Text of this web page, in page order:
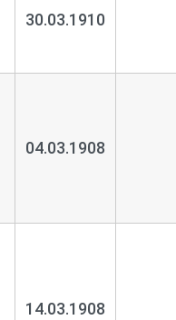
30.03.1910
04.03.1908
14.03.1908